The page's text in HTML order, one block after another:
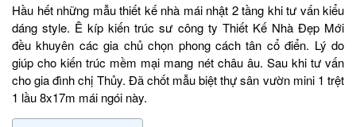
Hầu hết những mẫu thiết kế nhà mái nhật 2 tầng khi tư vấn kiểu
dáng style. Ê kíp kiến trúc sư công ty Thiết Kế Nhà Đẹp Mới
đều khuyên các gia chủ chọn phong cách tân cổ điển. Lý do
giúp cho kiến trúc mềm mại mang nét châu âu. Sau khi tư vấn
cho gia đình chị Thủy. Đã chốt mẫu biệt thự sân vườn mini 1 trệt
1 lầu 8x17m mái ngói này.